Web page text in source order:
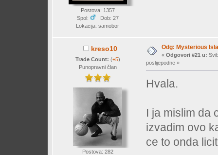
Postova: 1357
Spol:
Dob: 27
Lokacija: samobor
kreso10
Trade Count: (+5)
Punopravni član
Postova: 282
Odg: Mysterious
« Odgovori #21 u:
poslijepodne »
Hvala.
I ja mislim da
izvadim ovo
ce to onda